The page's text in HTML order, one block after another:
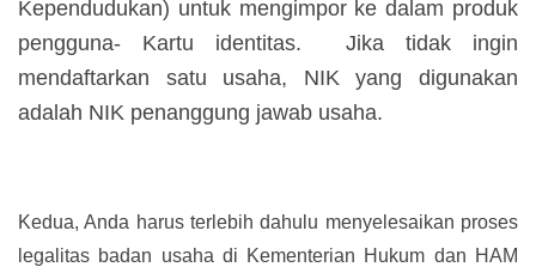
Kependudukan) untuk mengimpor ke dalam produk
pengguna- Kartu identitas. Jika tidak ingin
mendaftarkan satu usaha, NIK yang digunakan
adalah NIK penanggung jawab usaha.
Kedua, Anda harus terlebih dahulu menyelesaikan proses
legalitas badan usaha di Kementerian Hukum dan HAM